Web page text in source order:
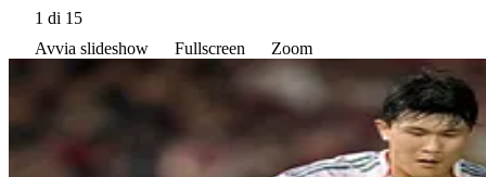
1 di 15
Avvia slideshow
Fullscreen Zoom